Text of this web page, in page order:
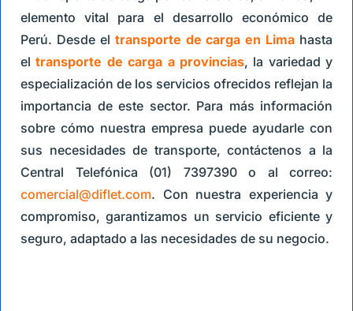
elemento vital para el desarrollo económico de
Perú. Desde el transporte de carga en Lima hasta
eltransporte de carga a provincias, la variedad y
especialización de los servicios ofrecidos reflejan la
importancia de este sector. Para más información
sobre cómo nuestra empresa puede ayudarle con
sus necesidades de transporte, contáctenos a la
Central Telefónica (01) 7397390 o al correo:
comercial@diflet.com. Con nuestra experiencia y
compromiso, garantizamos un servicio eficiente y
seguro, adaptado a las necesidades de su negocio.